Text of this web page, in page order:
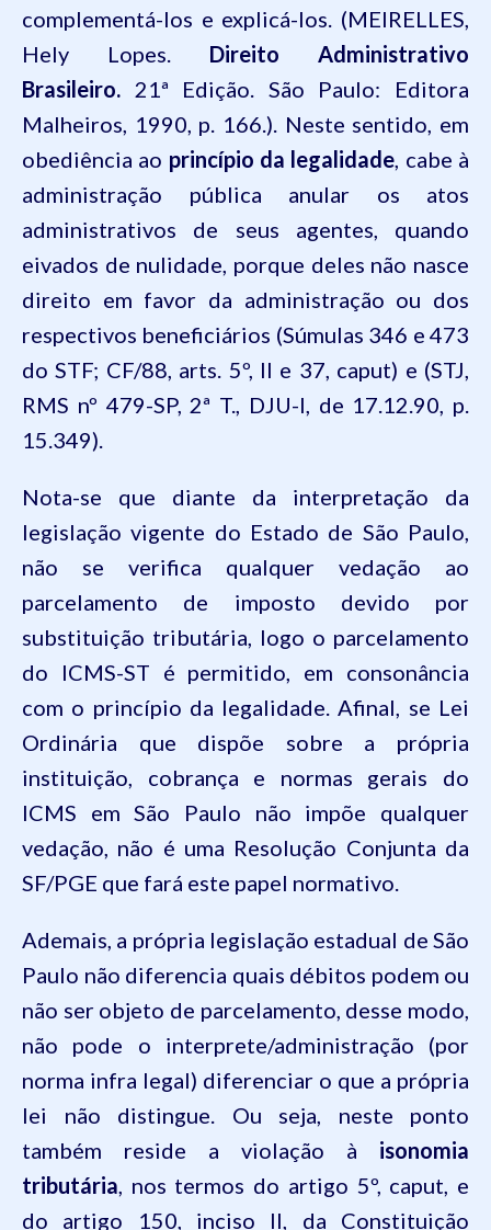
complementá-los e explicá-los. (MEIRELLES,
Hely Lopes. Direito Administrativo
Brasileiro. 21ª Edição. São Paulo: Editora
Malheiros, 1990, p. 166.). Neste sentido, em
obediência ao princípio da legalidade, cabe à
administração pública anular os atos
administrativos de seus agentes, quando
eivados de nulidade, porque deles não nasce
direito em favor da administração ou dos
respectivos beneficiários (Súmulas 346 e 473
do STF; CF/88, arts. 5º, II e 37, caput) e (STJ,
RMS nº 479-SP, 2ª T., DJU-I, de 17.12.90, p.
15.349).
Nota-se que diante da interpretação da
legislação vigente do Estado de São Paulo,
não se verifica qualquer vedação ao
parcelamento de imposto devido por
substituição tributária, logo o parcelamento
do ICMS-ST é permitido, em consonância
com o princípio da legalidade. Afinal, se Lei
Ordinária que dispõe sobre a própria
instituição, cobrança e normas gerais do
ICMS em São Paulo não impõe qualquer
vedação, não é uma Resolução Conjunta da
SF/PGE que fará este papel normativo.
Ademais, a própria legislação estadual de São
Paulo não diferencia quais débitos podem ou
não ser objeto de parcelamento, desse modo,
não pode o interprete/administração (por
norma infra legal) diferenciar o que a própria
lei não distingue. Ou seja, neste ponto
também reside a violação à isonomia
tributária, nos termos do artigo 5º, caput, e
do artigo 150, inciso II, da Constituição